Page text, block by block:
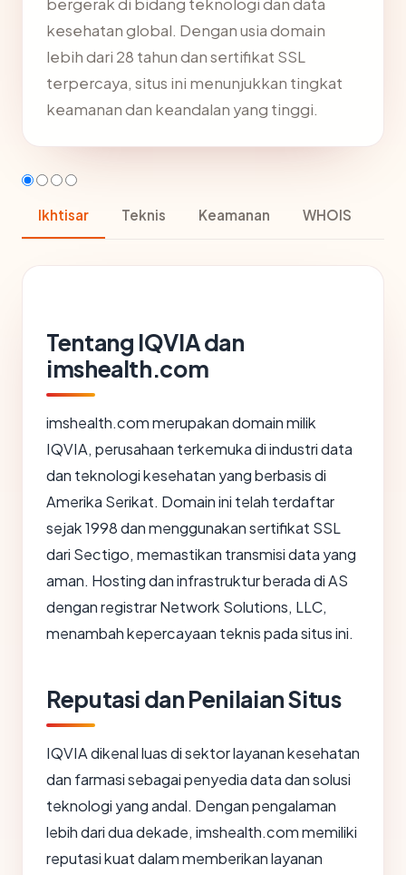
bergerak di bidang teknologi dan data
kesehatan global. Dengan usia domain
lebih dari 28 tahun dan sertifikat SSL
terpercaya, situs ini menunjukkan tingkat
keamanan dan keandalan yang tinggi.
Ikhtisar Teknis Keamanan WHOIS
Tentang IQVIA dan
imshealth.com
imshealth.com merupakan domain milik
IQVIA, perusahaan terkemuka di industri data
dan teknologi kesehatan yang berbasis di
Amerika Serikat. Domain ini telah terdaftar
sejak 1998 dan menggunakan sertifikat SSL
dari Sectigo, memastikan transmisi data yang
aman. Hosting dan infrastruktur berada di AS
dengan registrar Network Solutions, LLC,
menambah kepercayaan teknis pada situs ini.
Reputasi dan Penilaian Situs
IQVIA dikenal luas di sektor layanan kesehatan
dan farmasi sebagai penyedia data dan solusi
teknologi yang andal. Dengan pengalaman
lebih dari dua dekade, imshealth.com memiliki
reputasi kuat dalam memberikan layanan